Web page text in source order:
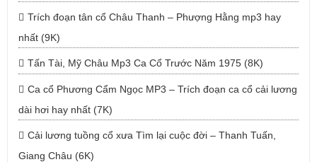
Trích đoạn tân cổ Châu Thanh – Phượng Hằng mp3 hay
nhất (9K)
Tấn Tài, Mỹ Châu Mp3 Ca Cổ Trước Năm 1975 (8K)
Ca cổ Phương Cẩm Ngọc MP3 – Trích đoạn ca cổ cải lương
dài hơi hay nhất (7K)
Cải lương tuồng cổ xưa Tìm lại cuộc đời – Thanh Tuấn,
Giang Châu (6K)